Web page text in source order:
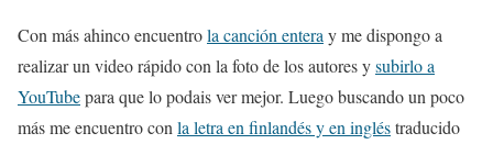
Con más ahinco encuentrola canción enteray me dispongo a
realizar un video rápido con la foto de los autores ysubirlo a
YouTubepara que lo podais ver mejor. Luego buscando un poco
más me encuentro conla letra en finlandés y en ingléstraducido